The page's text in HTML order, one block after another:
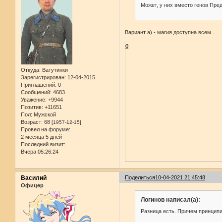
Откуда: Ватутинки
Зарегистрирован: 12-04-2015
Приглашений: 0
Сообщений: 4683
Уважение: +9944
Позитив: +11651
Пол: Мужской
Возраст: 68 [1957-12-15]
Провел на форуме:
2 месяца 5 дней
Последний визит:
Вчера 05:26:24
Может, у них вместо генов
Вариант a) - магия доступна всем...
0
Поделиться10-04-2021 21:45:48
Василий
Офицер
Логинов написал(а):
Разница есть. Причем